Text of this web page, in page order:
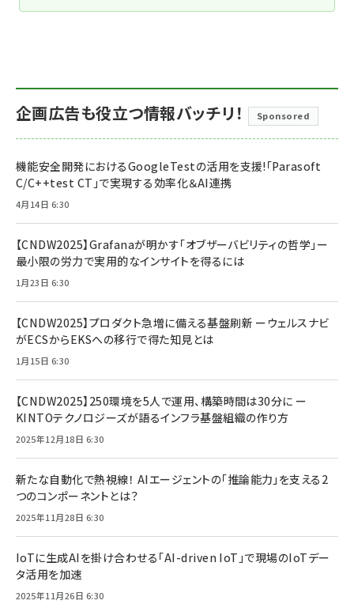
企画広告も役立つ情報バッチリ！ Sponsored
機能安全開発におけるGoogleTestの活用を支援!「Parasoft
C/C++test CT」で実現する効率化＆AI連携
4月14日 6:30
【CNDW2025】Grafanaが明かす「オブザーバビリティの哲学」ー
最小限の労力で実用的なインサイトを得るには
1月23日 6:30
【CNDW2025】プロダクト急増に備える基盤刷新 ーウェルスナビ
がECSからEKSへの移行で得た知見とは
1月15日 6:30
【CNDW2025】250環境を5人で運用、構築時間は30分に ー
KINTOテクノロジーズが語るインフラ基盤組織の作り方
2025年12月18日 6:30
新たな自動化で熱視線！ AIエージェントの「推論能力」を支える2
つのコンポーネントとは？
2025年11月28日 6:30
IoTに生成AIを掛け合わせる「AI-driven IoT」で現場のIoTデー
タ活用を加速
2025年11月26日 6:30